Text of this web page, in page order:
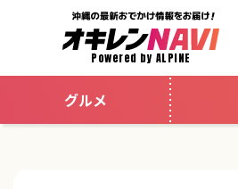
Powered by ALPINE
グルメ